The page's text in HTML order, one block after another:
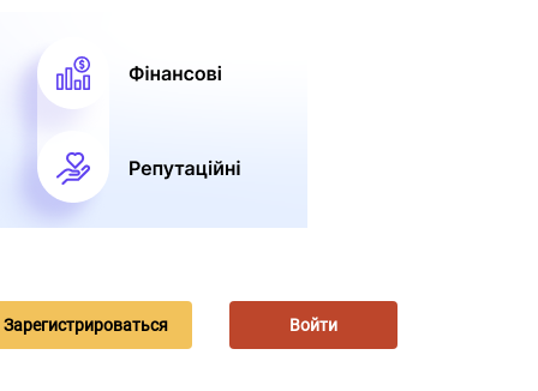
Зарегистрироваться Войти